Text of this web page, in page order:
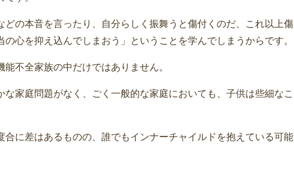
どの本音を言ったり、自分らしく振舞うと傷付くのだ、これ以上傷
心を抑え込んでしまおう」ということを学んでしまうからです。
不全家族の中だけではありません。
な家庭問題がなく、ごく一般的な家庭においても、子供は些細なこ
合に差はあるものの、誰でもインナーチャイルドを抱えている可能